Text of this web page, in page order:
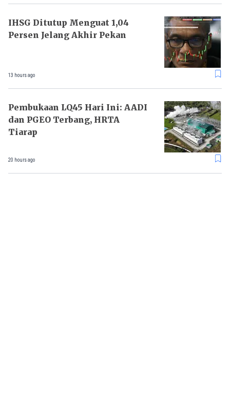
IHSG Ditutup Menguat 1,04
Persen Jelang Akhir Pekan
13 hours ago
Pembukaan LQ45 Hari Ini: AADI
dan PGEO Terbang, HRTA
Tiarap
20 hours ago